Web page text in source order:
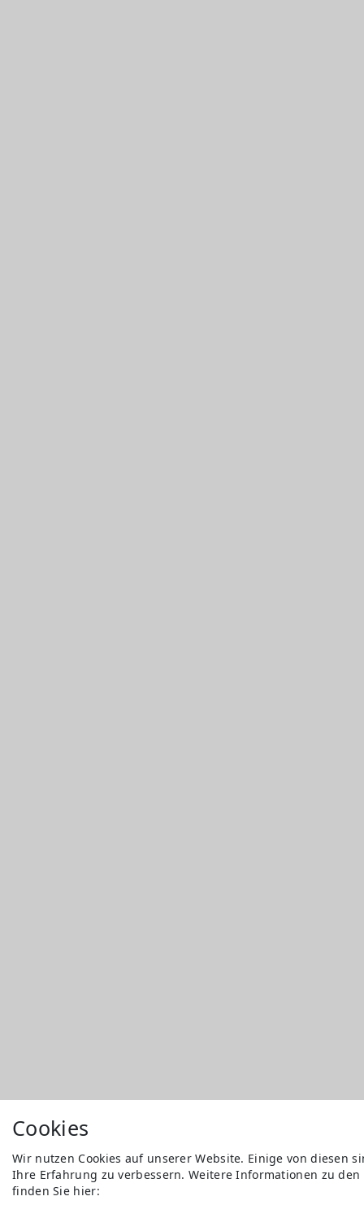
Cookies
Wir nutzen Cookies auf unserer Website. Einige von diesen
Ihre Erfahrung zu verbessern. Weitere Informationen zu
finden Sie hier: